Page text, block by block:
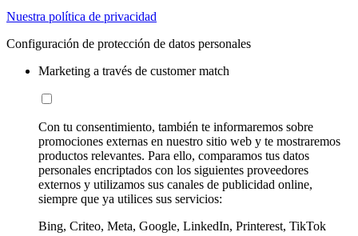
Nuestra política de privacidad
Configuración de protección de datos personales
Marketing a través de customer match
Con tu consentimiento, también te informaremos sobre
promociones externas en nuestro sitio web y te mostraremos
productos relevantes. Para ello, comparamos tus datos
personales encriptados con los siguientes proveedores
externos y utilizamos sus canales de publicidad online,
siempre que ya utilices sus servicios:
Bing, Criteo, Meta, Google, LinkedIn, Printerest, TikTok